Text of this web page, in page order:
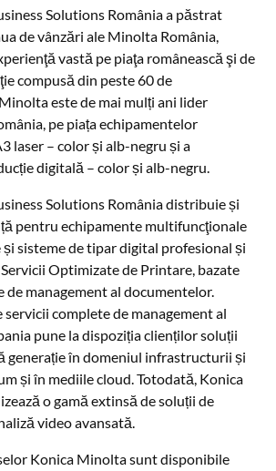
Solutions România a păstrat
de vânzări ale Minolta România,
vastă pe piaţa românească şi de
compusă din peste 60 de
este de mai mulți ani lider
pe piața echipamentelor
laser – color și alb-negru și a
digitală – color și alb-negru.
Solutions România distribuie și
pentru echipamente multifuncţionale
sisteme de tipar digital profesional și
Optimizate de Printare, bazate
de management al documentelor.
complete de management al
pune la dispoziția clienților soluții
generație în domeniul infrastructurii și
și în mediile cloud. Totodată, Konica
o gamă extinsă de soluții de
video avansată.
Konica Minolta sunt disponibile